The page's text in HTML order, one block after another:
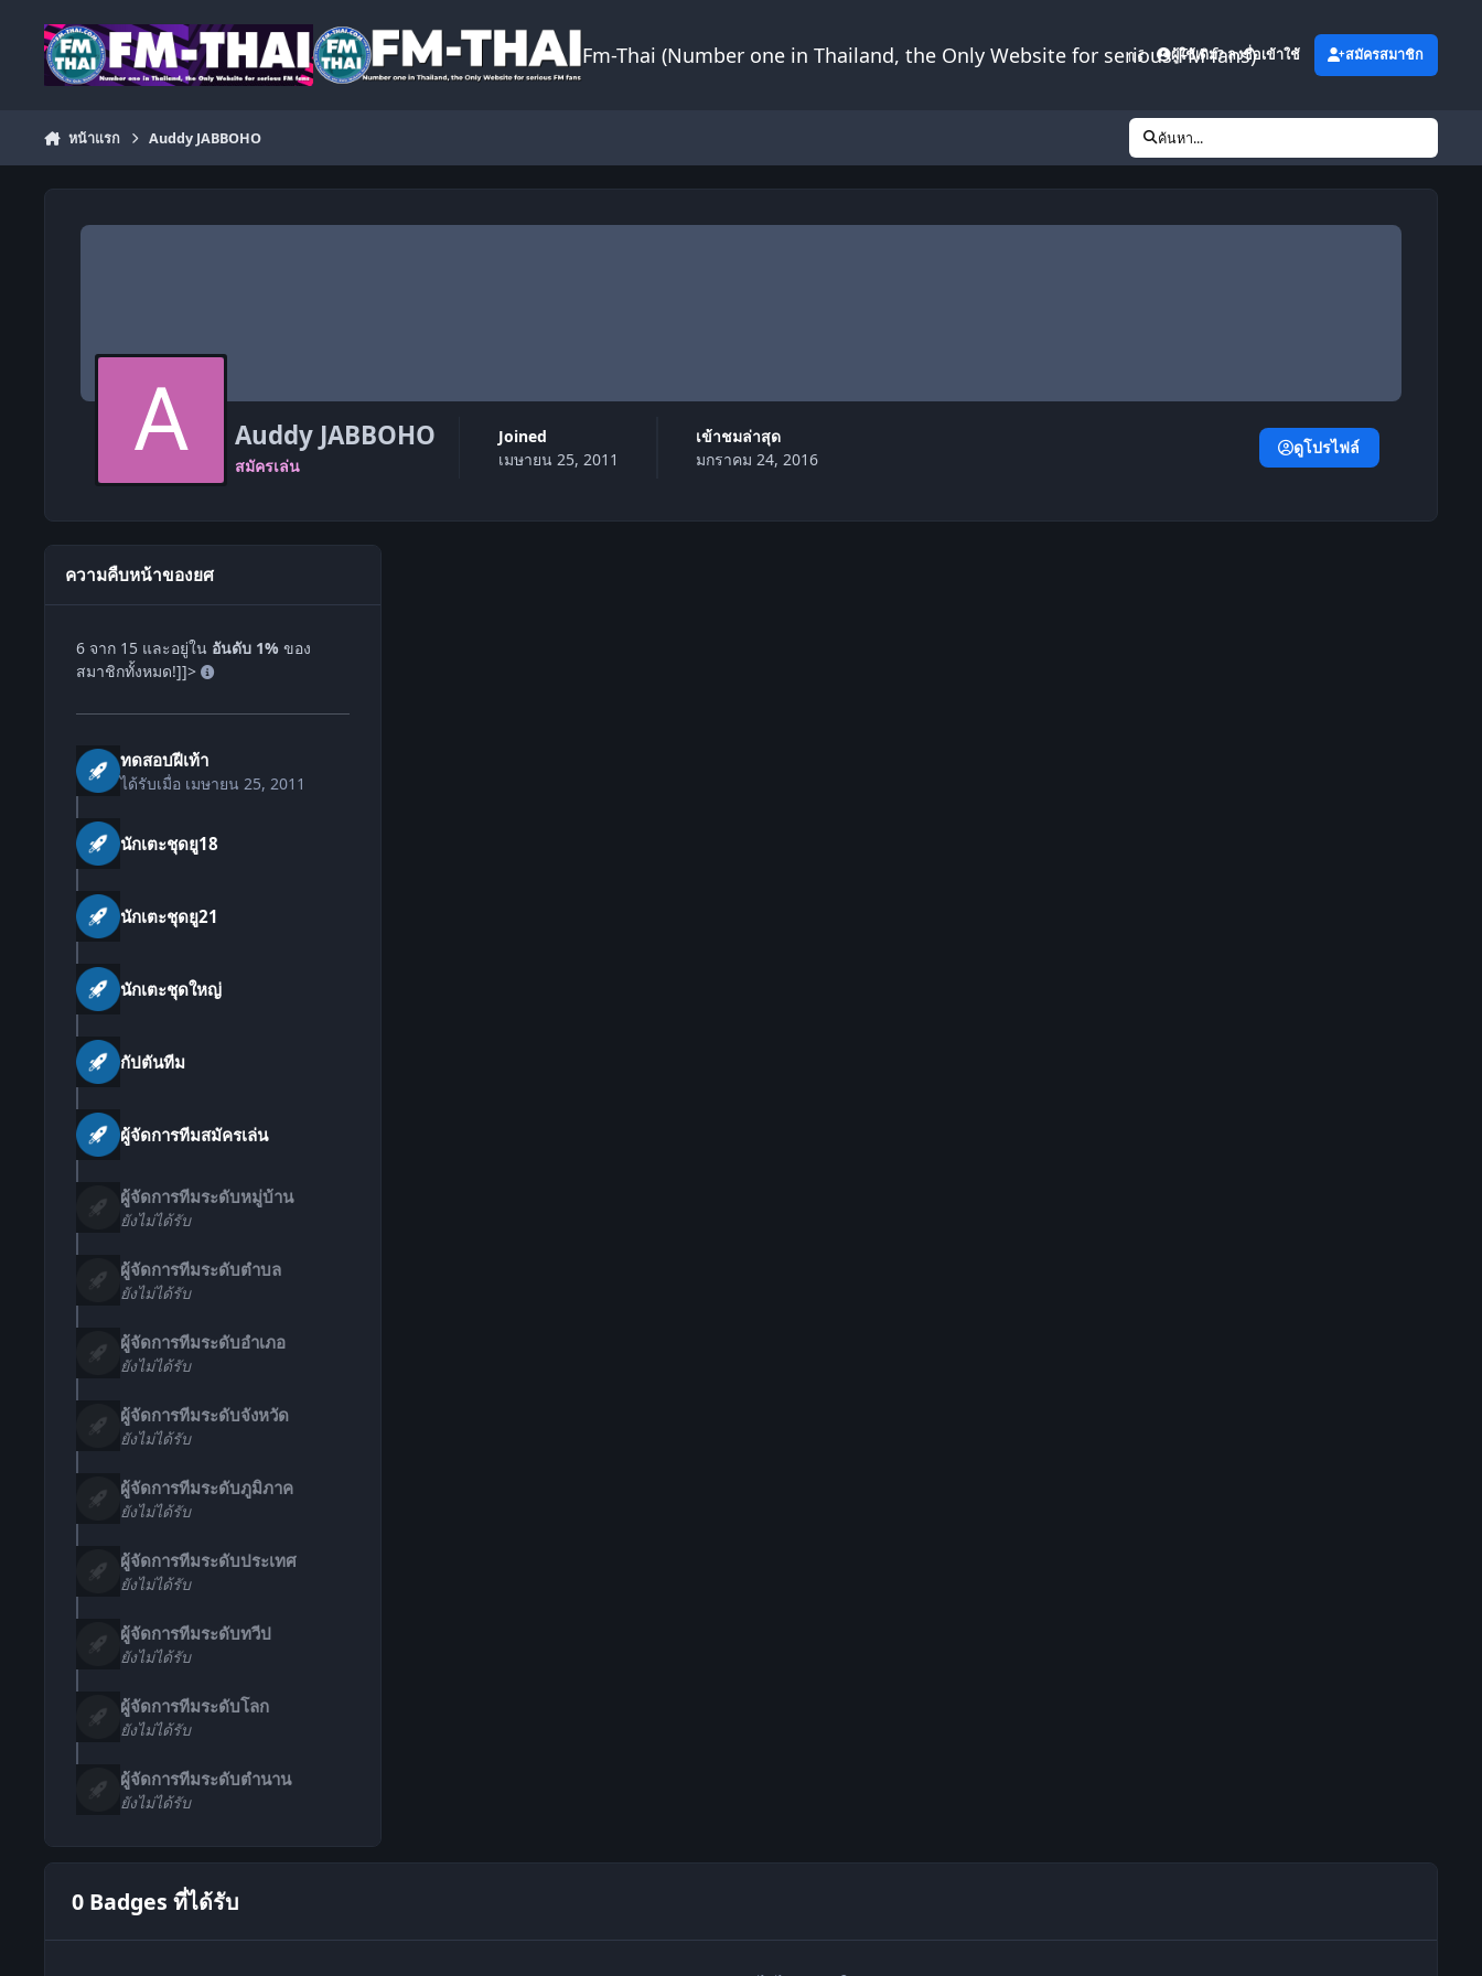
Fm-Thai (Number one in Thailand, the Only Website for serious FM fans)
เพิ่มเติม ผู้ใช้เดิม? ลงชื่อเข้าใช้ สมัครสมาชิก
หน้าแรก Auddy JABBOHO ค้นหา...
Auddy JABBOHO
สมัครเล่น
Joined
เมษายน 25, 2011
เข้าชมล่าสุด
มกราคม 24, 2016
ดูโปรไฟล์
ความคืบหน้าของยศ
6 จาก 15 และอยู่ใน อันดับ 1% ของ
สมาชิกทั้งหมด!]]>
ทดสอบฝีเท้า
ได้รับเมื่อ เมษายน 25, 2011
นักเตะชุดยู18
นักเตะชุดยู21
นักเตะชุดใหญ่
กัปตันทีม
ผู้จัดการทีมสมัครเล่น
ผู้จัดการทีมระดับหมู่บ้าน
ยังไม่ได้รับ
ผู้จัดการทีมระดับตำบล
ยังไม่ได้รับ
ผู้จัดการทีมระดับอำเภอ
ยังไม่ได้รับ
ผู้จัดการทีมระดับจังหวัด
ยังไม่ได้รับ
ผู้จัดการทีมระดับภูมิภาค
ยังไม่ได้รับ
ผู้จัดการทีมระดับประเทศ
ยังไม่ได้รับ
ผู้จัดการทีมระดับทวีป
ยังไม่ได้รับ
ผู้จัดการทีมระดับโลก
ยังไม่ได้รับ
ผู้จัดการทีมระดับตำนาน
ยังไม่ได้รับ
0 Badges ที่ได้รับ